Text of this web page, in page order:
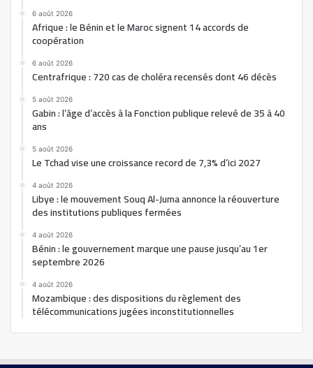
6 août 2026
Afrique : le Bénin et le Maroc signent 14 accords de
coopération
6 août 2026
Centrafrique : 720 cas de choléra recensés dont 46 décès
5 août 2026
Gabin : l’âge d’accès à la Fonction publique relevé de 35 à 40
ans
5 août 2026
Le Tchad vise une croissance record de 7,3% d’ici 2027
4 août 2026
Libye : le mouvement Souq Al-Juma annonce la réouverture
des institutions publiques fermées
4 août 2026
Bénin : le gouvernement marque une pause jusqu’au 1er
septembre 2026
4 août 2026
Mozambique : des dispositions du règlement des
télécommunications jugées inconstitutionnelles